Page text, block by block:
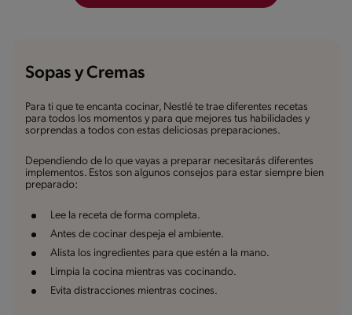
Sopas y Cremas
Para ti que te encanta cocinar, Nestlé te trae diferentes recetas
para todos los momentos y para que mejores tus habilidades y
sorprendas a todos con estas deliciosas preparaciones.
Dependiendo de lo que vayas a preparar necesitarás diferentes
implementos. Estos son algunos consejos para estar siempre bien
preparado:
Lee la receta de forma completa.
Antes de cocinar despeja el ambiente.
Alista los ingredientes para que estén a la mano.
Limpia la cocina mientras vas cocinando.
Evita distracciones mientras cocines.